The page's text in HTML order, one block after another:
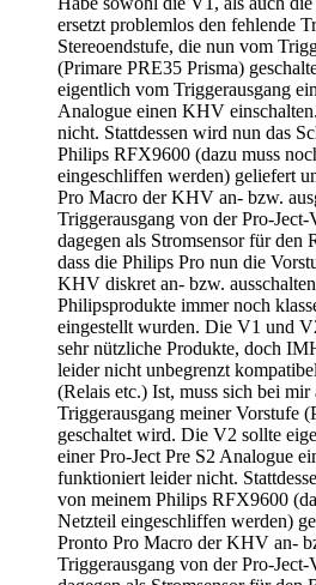
ersetzt problemlos den fehlende
Stereoendstufe, die nun vom
(Primare PRE35 Prisma)
eigentlich vom Triggerausgang
Analogue einen KHV
nicht. Stattdessen wird nun das
Philips RFX9600 (dazu muss
eingeschliffen werden) geliefert
Pro Macro der KHV an- bzw.
Triggerausgang von der Pro-
dagegen als Stromsensor für den
dass die Philips Pro nun die
KHV diskret an- bzw.
Philipsprodukte immer noch
eingestellt wurden. Die V1 und
sehr nützliche Produkte, doch
leider nicht unbegrenzt
(Relais etc.) Ist, muss sich bei mir
Triggerausgang meiner Vorstufe
geschaltet wird. Die V2 sollte
einer Pro-Ject Pre S2 Analogue
funktioniert leider nicht.
von meinem Philips RFX9600
Netzteil eingeschliffen werden)
Pronto Pro Macro der KHV an-
Triggerausgang von der Pro-